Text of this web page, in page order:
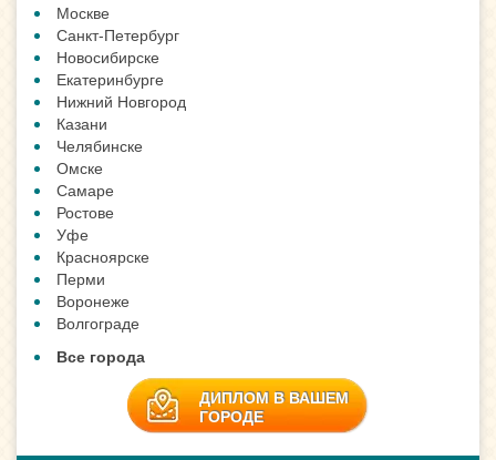
Москве
Санкт-Петербург
Новосибирске
Екатеринбурге
Нижний Новгород
Казани
Челябинске
Омске
Самаре
Ростове
Уфе
Красноярске
Перми
Воронеже
Волгограде
Все города
ДИПЛОМ В ВАШЕМ
ГОРОДЕ